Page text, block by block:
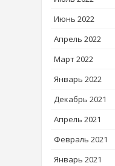
Июнь 2022
Апрель 2022
Март 2022
Январь 2022
Декабрь 2021
Апрель 2021
Февраль 2021
Январь 2021